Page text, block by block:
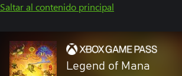
Saltar al contenido principal
Legend of Mana